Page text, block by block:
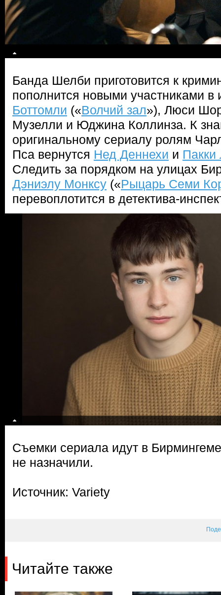
Банда Шелби приготовится к
пополнится новыми участниками
Боттомли («Волчий зал»), Люси
Музелли и Юджина Коллинза. К
оригинальному сериалу ролям
Пса вернутся Нед Деннехи и Пакки
Следить за порядком на улицах
Дэниэлу Монксу («Рыцарь Семи
перевоплотится в детектива-
Съемки сериала идут в
не назначили.
Источник: Variety
Читайте также